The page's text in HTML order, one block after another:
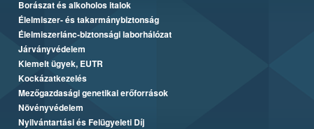
Borászat és alkoholos italok
Élelmiszer- és takarmánybiztonság
Élelmiszerlánc-biztonsági laborhálózat
Járványvédelem
Kiemelt ügyek, EUTR
Kockázatkezelés
Mezőgazdasági genetikai erőforrások
Növényvédelem
Nyilvántartási és Felügyeleti Díj